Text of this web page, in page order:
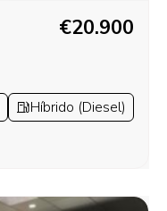
€20.900
Híbrido (Diesel)